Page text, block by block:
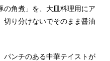
の角煮」を、大皿料理用にア
切り分けないでそのまま醤油
パンチのある中華テイストが